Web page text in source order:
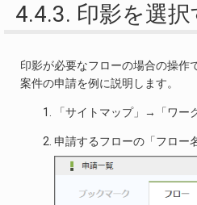
4.4.3. 印影を選択
印影が必要なフローの場合の操作
案件の申請を例に説明します。
「サイトマップ」→「ワ
申請するフローの「フロー